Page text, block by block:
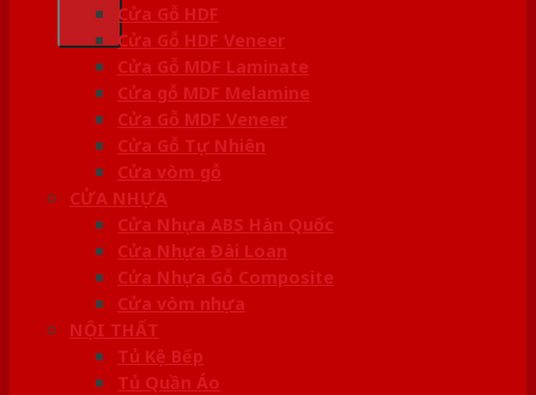
Cửa Gỗ HDF
Cửa Gỗ HDF Veneer
Cửa Gỗ MDF Laminate
Cửa gỗ MDF Melamine
Cửa Gỗ MDF Veneer
Cửa Gỗ Tự Nhiên
Cửa vòm gỗ
CỬA NHỰA
Cửa Nhựa ABS Hàn Quốc
Cửa Nhựa Đài Loan
Cửa Nhựa Gỗ Composite
Cửa vòm nhựa
NỘI THẤT
Tủ Kệ Bếp
Tủ Quần Áo